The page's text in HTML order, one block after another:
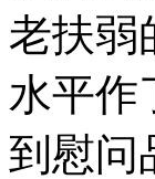
老扶弱
水平作
到慰问